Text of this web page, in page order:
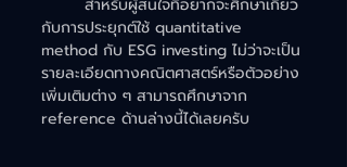
กับการประยุกต์ใช้ quantitative
method กับ ESG investing ไม่ว่าจะเป็น
รายละเอียดทางคณิตศาสตร์หรือตัวอย่าง
เพิ่มเติมต่าง ๆ สามารถศึกษาจาก
reference ด้านล่างนี้ได้เลยครับ